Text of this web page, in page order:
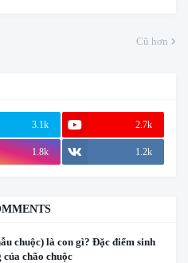
Cũ hơn
3.1k 2.7k
1.8k 1.2k
chuộc) là con gì? Đặc điểm sinh
của chão chuộc